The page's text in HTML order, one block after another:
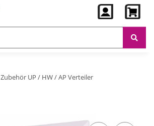
Zubehör UP / HW / AP Verteiler